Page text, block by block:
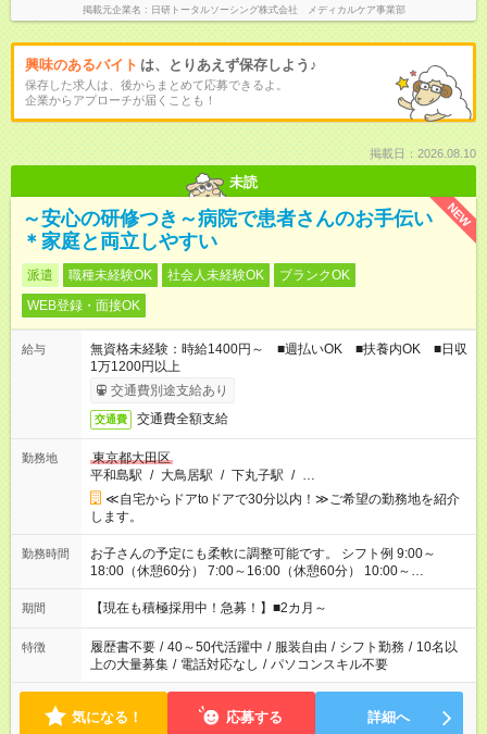
掲載元企業名 日研トータルソーシング株式会社 メディカルケア事業部
興味のあるバイト は、とりあえず保存しよう♪
保存した求人は、後からまとめて応募できるよ。
企業からアプローチが届くことも！
掲載日：2026.08.10
未読
NEW
～安心の研修つき～病院で患者さんのお手伝い
＊家庭と両立しやすい
派遣 職種未経験OK 社会人未経験OK
ブランクOK
WEB登録・面接OK
給与
無資格未経験：時給1400円～ ■週払いOK ■扶養内OK ■日収
1万1200円以上
交通費別途支給あり
交通費 交通費全額支給
勤務地
東京都大田区
平和島駅 / 大鳥居駅 / 下丸子駅 / …
≪自宅からドアtoドアで30分以内！≫ご希望の勤務地を紹介
します。
勤務時間
お子さんの予定にも柔軟に調整可能です。 シフト例 9:00～
18:00（休憩60分） 7:00～16:00（休憩60分） 10:00～
19:00（休憩60分） ※Wワーク希望の方へ 今ご覧のお仕事で希
望する勤務時間と、もう1つのお仕事の勤務時間の合計が 週40
期間 【現在も積極採用中！急募！】■2カ月～
特徴 履歴書不要 / 40～50代活躍中 / 服装自由 / シフト勤務 / 10名以
上の大量募集 / 電話対応なし / パソコンスキル不要
気になる！ 応募する 詳細へ